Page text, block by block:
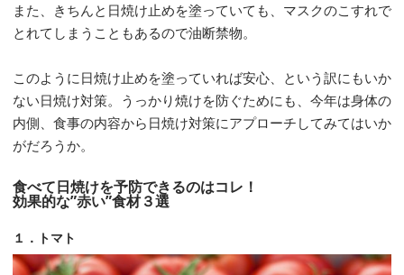
また、きちんと日焼け止めを塗っていても、マスクのこすれで
とれてしまうこともあるので油断禁物。
このように日焼け止めを塗っていれば安心、という訳にもいか
ない日焼け対策。うっかり焼けを防ぐためにも、今年は身体の
内側、食事の内容から日焼け対策にアプローチしてみてはいか
がだろうか。
食べて日焼けを予防できるのはコレ！
効果的な”赤い”食材３選
１．トマト